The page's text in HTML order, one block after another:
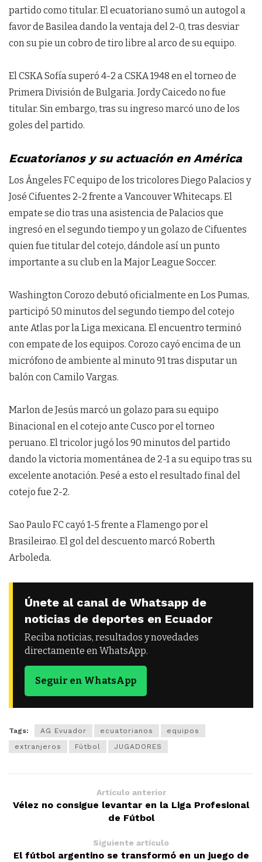
partido como titular. El ecuatoriano sumó un autogol a
favor de Basilea dando la ventaja del 2-0, tras desviar
con su pie un cobro de tiro libre al arco de su equipo.
El CSKA Sofía superó 4-2 a CSKA 1948 en el torneo de
Primera División de Bulgaria. Jordy Caicedo no fue
titular. Sin embargo, tras su ingreso marcó uno de los
goles del partido.
Ecuatorianos y su actuación en América
Los Ángeles FC equipo de los tricolores Diego Palacios y
José Cifuentes 2-2 frente a Vancouver Whitecaps. El
empate se dio tras una asistencia de Palacios que
ingresó en el segundo tiempo y un golazo de Cifuentes
quien fue titular del cotejo, dándole así un punto
importante a su club en la Major League Soccer.
Washington Corozo debutó oficialmente en Los Pumas,
participó 50 minutos del segundo tiempo del cotejo
ante Atlas por la Liga mexicana. El encuentro terminó
con empate de los equipos. Corozo cayó encima de un
micrófono de ambiente al minuto 91 tras disputar un
balón con Camilo Vargas.
Marlon de Jesús marcó un golazo para su equipo
Binacional en el cotejo ante Cusco por el torneo
peruano. El tricolor jugó los 90 minutos del partido
dando la victoria momentánea de 2-1 a su equipo tras su
excelente anotación. Pesé a esto el resultado final del
cotejo fue 2-2.
Sao Paulo FC cayó 1-5 frente a Flamengo por el
Brasileirao. El gol del descuento marcó Roberth
Arboleda.
Únete al canal de Whatsapp de
noticias de deportes en Ecuador
Reciba noticias, resultados y novedades
directamente en WhatsApp.
Seguir en WhatsApp
Tags: AG Evuador ecuatorianos
equipos
extranjeros
Fútbol JUGADORES
Artículo anterior
Vélez no consigue levantar en la Liga Profesional
de Fútbol
Siguiente artículo
El fútbol argentino se transformó en un juego de